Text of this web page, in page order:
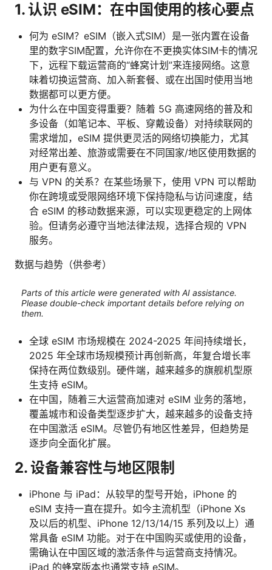
1. 认识 eSIM：在中国使用的核心要点
何为 eSIM？eSIM（嵌入式SIM）是一张内置在设备
里的数字SIM配置，允许你在不更换实体SIM卡的情况
下，远程下载运营商的“蜂窝计划”来连接网络。这意
味着切换运营商、加入新套餐、或在出国时使用当地
数据都可以更方便。
为什么在中国变得重要？随着 5G 高速网络的普及和
多设备（如笔记本、平板、穿戴设备）对持续联网的
需求增加，eSIM 提供更灵活的网络切换能力，尤其
对经常出差、旅游或需要在不同国家/地区使用数据的
用户更有意义。
与 VPN 的关系？在某些场景下，使用 VPN 可以帮助
你在跨境或受限网络环境下保持隐私与访问速度，结
合 eSIM 的移动数据来源，可以实现更稳定的上网体
验。但请务必遵守当地法律法规，选择合规的 VPN
服务。
数据与趋势（供参考）
Parts of this article were generated with AI assistance.
Please double-check important details before relying on
them.
全球 eSIM 市场规模在 2024-2025 年间持续增长，
2025 年全球市场规模预计再创新高，年复合增长率
保持在两位数级别。硬件端，越来越多的旗舰机型原
生支持 eSIM。
在中国，随着三大运营商加速对 eSIM 业务的落地，
覆盖城市和设备类型逐步扩大，越来越多的设备支持
在中国激活 eSIM。尽管仍有地区性差异，但趋势是
逐步向全面化扩展。
2. 设备兼容性与地区限制
iPhone 与 iPad：从较早的型号开始，iPhone 的
eSIM 支持一直在提升。如今主流机型（iPhone Xs
及以后的机型、iPhone 12/13/14/15 系列及以上）通
常具备 eSIM 功能。对于在中国购买或使用的设备，
需确认在中国区域的激活条件与运营商支持情况。
iPad 的蜂窝版本也通常支持 eSIM。